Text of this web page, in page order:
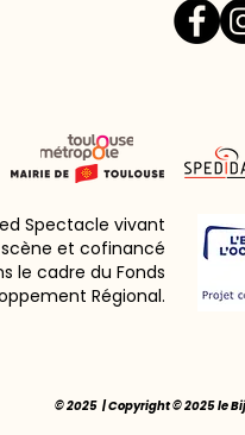
Spectacle vivant
et cofinancé
le cadre du Fonds
Régional.
© 2025 | Copyright © 2025 le